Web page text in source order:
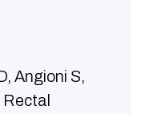
Angioni S,
Rectal